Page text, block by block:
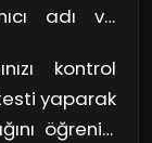
adı ve
kontrol
yaparak
öğrenin.